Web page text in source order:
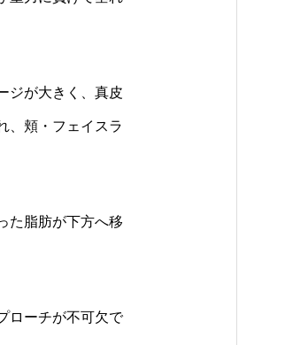
ジが大きく、真皮
、頬・フェイスラ
た脂肪が下方へ移
ローチが不可欠で